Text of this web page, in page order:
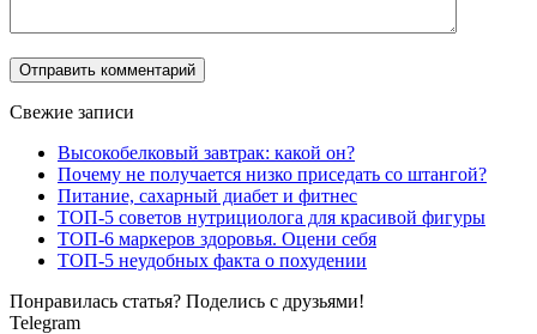
Свежие записи
Высокобелковый завтрак: какой он?
Почему не получается низко приседать со штангой?
Питание, сахарный диабет и фитнес
ТОП-5 советов нутрициолога для красивой фигуры
ТОП-6 маркеров здоровья. Оцени себя
ТОП-5 неудобных факта о похудении
Понравилась статья? Поделись с друзьями!
Telegram